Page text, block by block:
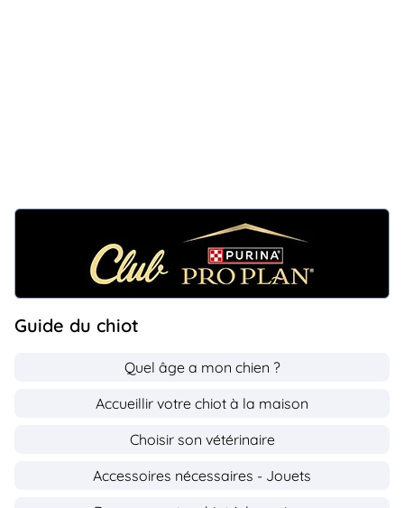
Guide du chiot
Quel âge a mon chien ?
Accueillir votre chiot à la maison
Choisir son vétérinaire
Accessoires nécessaires - Jouets